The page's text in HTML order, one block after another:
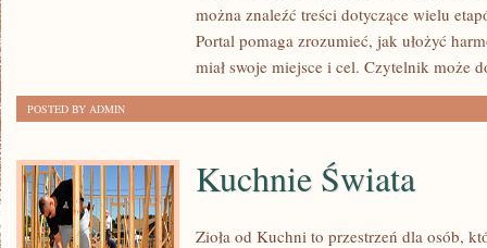
ARANŻACJEmożna znaleźć treści dotyczące wielu
Portal pomaga zrozumieć, jak ułożyć
miał swoje miejsce i cel. Czytelnik może
POSTED BY ADMIN
Kuchnie Świata
Zioła od Kuchni to przestrzeń dla osób,